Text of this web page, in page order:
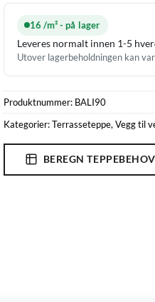
16 /m² - på lager
Leveres normalt innen 1-5
Utover lagerbeholdningen kan
Produktnummer: BALI90
Kategorier:Terrasseteppe, Vegg til
BEREGN TEPPEBEHOV